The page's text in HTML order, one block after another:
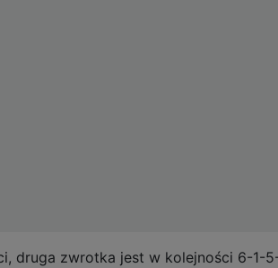
druga zwrotka jest w kolejności 6-1-